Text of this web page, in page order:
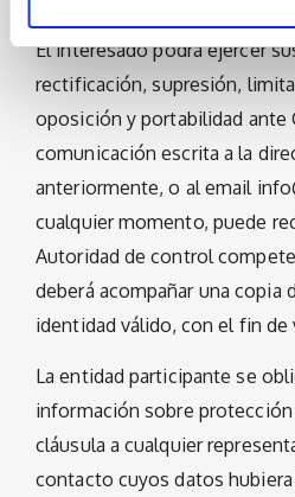
El interesado podrá ejercer
rectificación, supresión,
oposición y portabilidad ante
comunicación escrita a la
anteriormente, o al email
cualquier momento, puede
Autoridad de control
deberá acompañar una copia
identidad válido, con el fin de
La entidad participante se
información sobre
cláusula a cualquier
contacto cuyos datos